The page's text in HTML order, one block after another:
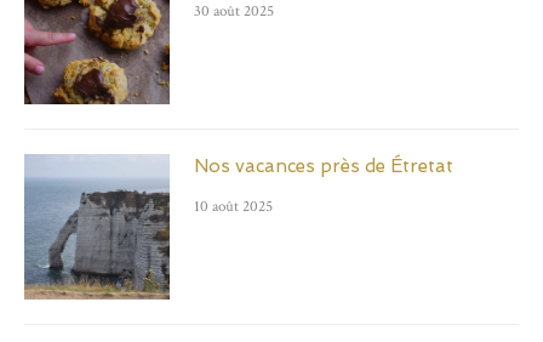
30 août 2025
Nos vacances près de Étretat
10 août 2025